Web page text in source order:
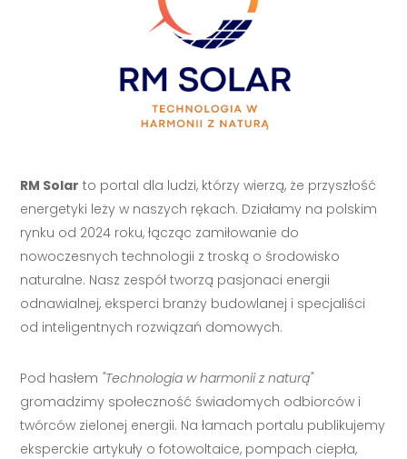
RM Solar to portal dla ludzi, którzy wierzą, że przyszłość
energetyki leży w naszych rękach. Działamy na polskim
rynku od 2024 roku, łącząc zamiłowanie do
nowoczesnych technologii z troską o środowisko
naturalne. Nasz zespół tworzą pasjonaci energii
odnawialnej, eksperci branży budowlanej i specjaliści
od inteligentnych rozwiązań domowych.
Pod hasłem "Technologia w harmonii z naturą"
gromadzimy społeczność świadomych odbiorców i
twórców zielonej energii. Na łamach portalu publikujemy
eksperckie artykuły o fotowoltaice, pompach ciepła,